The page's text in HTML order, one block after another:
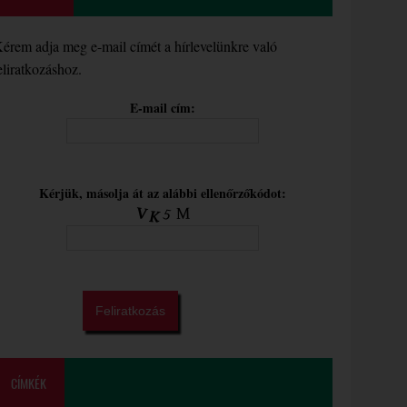
adja meg e-mail címét a hírlevelünkre való
E-mail cím:
Kérjük, másolja át az alábbi ellenőrzőkódot:
CÍMKÉK